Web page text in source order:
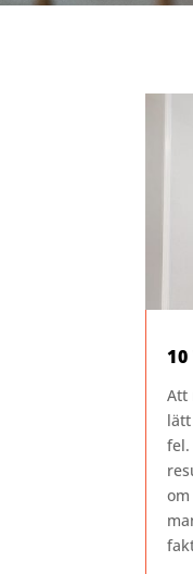
Att
fel.